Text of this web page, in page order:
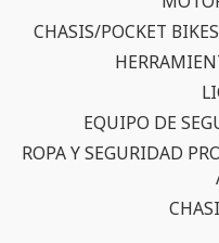
CHASIS/POCKET
EQUIPO DE
ROPA Y SEGURIDAD